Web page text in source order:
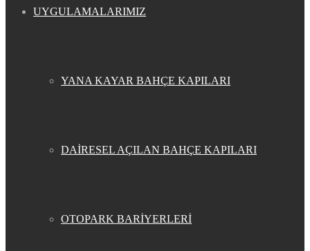
UYGULAMALARIMIZ
YANA KAYAR BAHÇE KAPILARI
DAİRESEL AÇILAN BAHÇE KAPILARI
OTOPARK BARİYERLERİ